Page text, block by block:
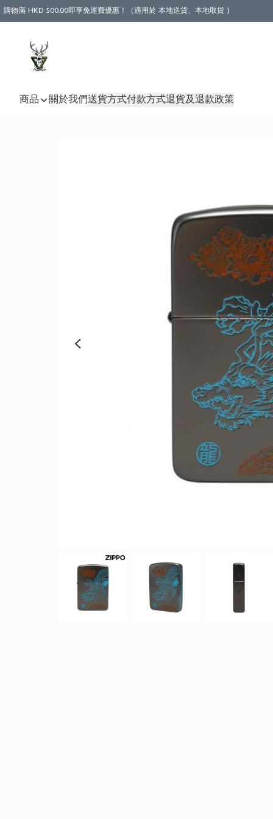
購物滿 HKD 500.00即享免運費優惠！（適用於 本地送貨、本地取貨 )
商品 關於我們送貨方式付款方式退貨及退款政策